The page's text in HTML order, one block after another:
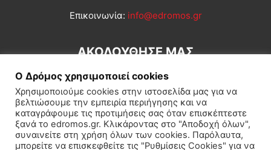
Επικοινωνία: info@edromos.gr
ΑΚΟΛΟΥΘΗΣΕ ΜΑΣ
Εγγραφή συνδρομητή Πολιτική Διεθνή Κοινωνία
Ο Δρόμος χρησιμοποιεί cookies
Χρησιμοποιούμε cookies στην ιστοσελίδα μας για να
βελτιώσουμε την εμπειρία περιήγησης και να
καταγράφουμε τις προτιμήσεις σας όταν επισκέπτεστε
ξανά το edromos.gr. Κλικάροντας στο "Αποδοχή όλων",
συναινείτε στη χρήση όλων των cookies. Παρόλαυτα,
μπορείτε να επισκεφθείτε τις "Ρυθμίσεις Cookies" για να